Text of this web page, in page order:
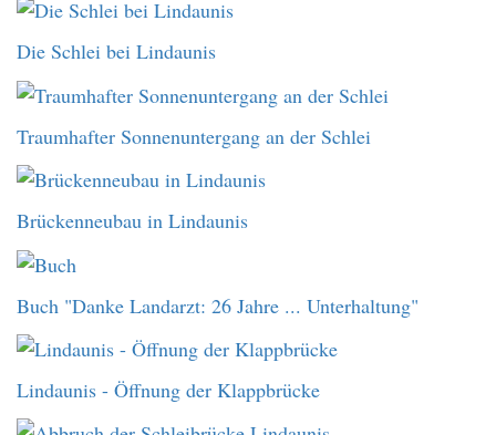
Die Schlei bei Lindaunis
Traumhafter Sonnenuntergang an der Schlei
Brückenneubau in Lindaunis
Buch "Danke Landarzt: 26 Jahre ... Unterhaltung"
Lindaunis - Öffnung der Klappbrücke